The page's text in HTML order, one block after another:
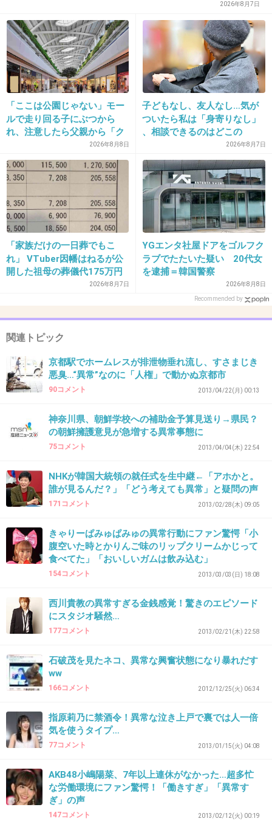
そりゃそうでしょう
生態系全てに異常が出るのは、過去の原爆から
見てもわかりきった事
本当に、どう責任とるつもり？京電力!!
2013/04/04(木) 16:18:43
福島の被災者に対して応援したい気持ちは日本
国民全員がもっているはず。
でも事実は事実として受け止めないと、本当の
意味での被災者支援なんて出来る訳がない。
被爆の被害を広げることを被災者が望んでいる
だろうか？
政府や東電の発表する「直ちに問題のない」を
信じている国民がどれだけいるだろう？
国民は政府や東電が思っているほど愚かでも浅
はかでもない。
ニュースで、学者が「人間は昆虫や植物よりず
ない」
と言っていたけど、言い換えれば「出ないとも
被災者支援は出来る限り続けていきたい。
は決して食べません。ごめんなさい。
じゃあ
政治家みんなが試しに
+142 -6
2026年8月7日
「ここは公園じゃない」モー
ルで走り回る子にぶつから
れ、注意したら父親から「ク
ソババア」の暴言。「子ども
だから多めに見ろ」を強要し
てくる人物とは
2026年8月8日
子どもなし、友人なし…気が
ついたら私は「身寄りなし」
、相談できるのはどこの
誰？ 「家族がいること」が
前提の世の中、でも孤立は誰
にでも起きる
2026年8月7日
「家族だけの一日葬でもこ
れ」 VTuber因幡はねるが公
開した祖母の葬儀代175万円
2026年8月7日
YGエンタ社屋ドアをゴルフク
ラブでたたいた疑い 20代女
を逮捕＝韓国警察
2026年8月8日
Recommended by
関連トピック
京都駅でホームレスが排泄物垂れ流し、すさまじき
悪臭…“異常”なのに「人権」で動かぬ京都市
90コメント 2013/04/22(月) 00:13
神奈川県、朝鮮学校への補助金予算見送り→県民？
の朝鮮擁護意見が急増する異常事態に
75コメント 2013/04/04(木) 22:54
NHKが韓国大統領の就任式を生中継←「アホかと。
誰が見るんだ？」「どう考えても異常」と疑問の声
171コメント 2013/02/28(木) 09:05
きゃりーぱみゅぱみゅの異常行動にファン驚愕「小
腹空いた時とかりんご味のリップクリームかじって
食べてた」「おいしいガムは飲み込む」
154コメント 2013/03/03(日) 18:08
西川貴教の異常すぎる金銭感覚！驚きのエピソード
にスタジオ騒然…
177コメント 2013/02/21(木) 22:58
石破茂を見たネコ、異常な興奮状態になり暴れだす
ww
166コメント 2012/12/25(火) 06:34
指原莉乃に禁酒令！異常な泣き上戸で裏では人一倍
気を使うタイプ…
77コメント 2013/01/15(火) 04:08
AKB48小嶋陽菜、7年以上連休がなかった…超多忙
な労働環境にファン驚愕！「働きすぎ」「異常す
ぎ」の声
147コメント 2013/02/12(火) 00:19